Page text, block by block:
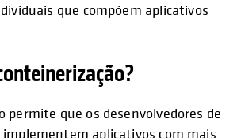
que compõem aplicativos
permite que os desenvolvedores de
aplicativos com mais